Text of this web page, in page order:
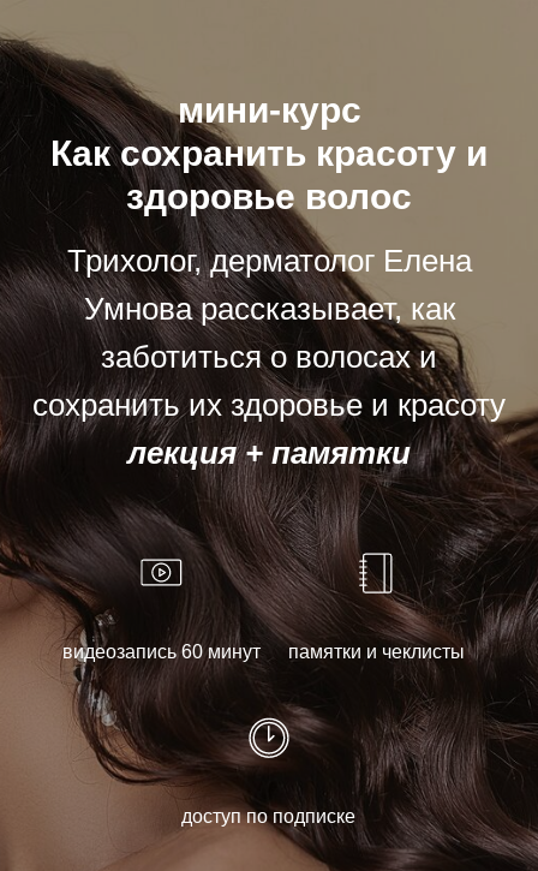
мини-курс
Как сохранить красоту и
здоровье волос
Трихолог, дерматолог Елена
Умнова рассказывает, как
заботиться о волосах и
сохранить их здоровье и красоту
лекция + памятки
видеозапись 60 минут памятки и чеклисты
доступ по подписке